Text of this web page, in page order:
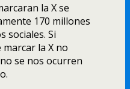
la X se
170 millones
sociales. Si
la X no
se nos ocurren